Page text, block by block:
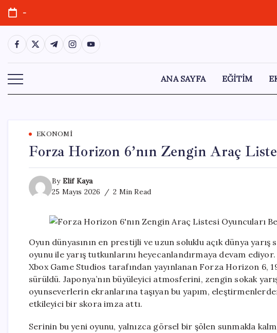
Skip
content
-
https://www.facebook.com/
https://twitter.com/
https://t.me/
https://www.instagram.com/
https://youtube.com/
ANA SAYFA EĞİTİM
EKONOMI
Forza Horizon 6’nın Zengin Araç
By Elif Kaya
25 Mayıs 2026
2 Min Read
Oyun dünyasının en prestijli ve uzun soluklu açık dünya
oyunu ile yarış tutkunlarını heyecanlandırmaya devam
Xbox Game Studios tarafından yayınlanan Forza Horizon 6,
sürüldü. Japonya’nın büyüleyici atmosferini, zengin sokak
oyunseverlerin ekranlarına taşıyan bu yapım,
etkileyici bir skora imza attı.
Serinin bu yeni oyunu, yalnızca görsel bir şölen sunmakla